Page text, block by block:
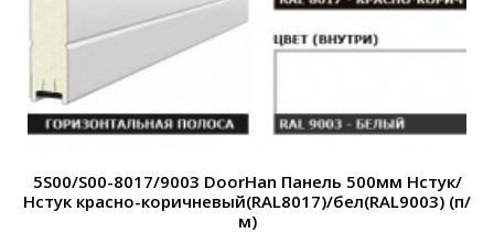
5S00/S00-8017/9003 DoorHan Панель 500мм Нстук/
Нстук красно-коричневый(RAL8017)/бел(RAL9003) (п/
м)